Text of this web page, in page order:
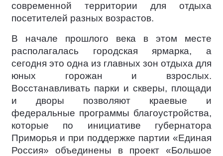
современной территории для отдыха
посетителей разных возрастов.
В начале прошлого века в этом месте
располагалась городская ярмарка, а
сегодня это одна из главных зон отдыха для
юных горожан и взрослых.
Восстанавливать парки и скверы, площади
и дворы позволяют краевые и
федеральные программы благоустройства,
которые по инициативе губернатора
Приморья и при поддержке партии «Единая
Россия» объединены в проект «Большое